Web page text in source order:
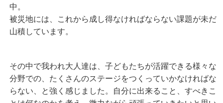
中。
被災地には、これから成し得なければならない課題が未だ
山積しています。
その中で我われ大人達は、子どもたちが活躍できる様々な
分野での、たくさんのステージをつくっていかなければな
らない、と強く感じました。自分に出来ること、すべきこ